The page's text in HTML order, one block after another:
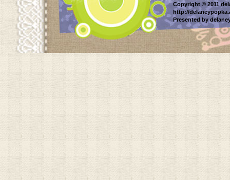
Copyright © 2011
http://
Presented by